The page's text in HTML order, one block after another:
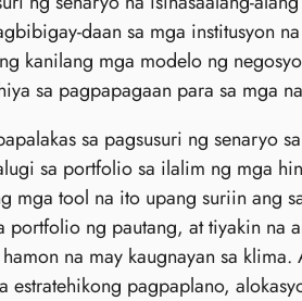
daan sa mga institusyon
kanilang mga modelo ng
sa pagpapagaan para sa mga
sa pagsusuri ng senaryo
sa portfolio sa ilalim ng mga
mga tool na ito upang suriin ang
ng pautang, at tiyakin na
na may kaugnayan sa
pagpaplano,